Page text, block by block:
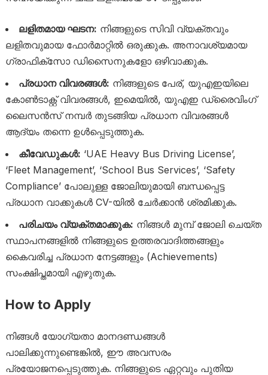
ലളിതമായ ഘടന: നിങ്ങളുടെ സിവി വ്യക്തവും
ലളിതവുമായ ഫോർമാറ്റിൽ ഒരുക്കുക. അനാവശ്യമായ
ഗ്രാഫിക്സോ ഡിസൈനുകളോ ഒഴിവാക്കുക.
പ്രധാന വിവരങ്ങൾ: നിങ്ങളുടെ പേര്, യുഎഇയിലെ
കോൺടാക്റ്റ് വിവരങ്ങൾ, ഇമെയിൽ, യുഎഇ ഡ്രൈവിംഗ്
ലൈസൻസ് നമ്പർ തുടങ്ങിയ പ്രധാന വിവരങ്ങൾ
ആദ്യം തന്നെ ഉൾപ്പെടുത്തുക.
കീവേഡുകൾ: ‘UAE Heavy Bus Driving License’,
‘Fleet Management’, ‘School Bus Services’, ‘Safety
Compliance’ പോലുള്ള ജോലിയുമായി ബന്ധപ്പെട്ട
പ്രധാന വാക്കുകൾ CV-യിൽ ചേർക്കാൻ ശ്രമിക്കുക.
പരിചയം വ്യക്തമാക്കുക: നിങ്ങൾ മുമ്പ് ജോലി ചെയ്ത
സ്ഥാപനങ്ങളിൽ നിങ്ങളുടെ ഉത്തരവാദിത്തങ്ങളും
കൈവരിച്ച പ്രധാന നേട്ടങ്ങളും (Achievements)
സംക്ഷിപ്തമായി എഴുതുക.
How to Apply
നിങ്ങൾ യോഗ്യതാ മാനദണ്ഡങ്ങൾ
പാലിക്കുന്നുണ്ടെങ്കിൽ, ഈ അവസരം
പ്രയോജനപ്പെടുത്തുക. നിങ്ങളുടെ ഏറ്റവും പുതിയ